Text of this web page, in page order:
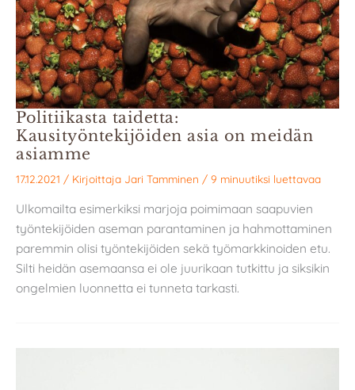
Politiikasta taidetta:
Kausityöntekijöiden asia on meidän
asiamme
17.12.2021 / Kirjoittaja Jari Tamminen / 9 minuutiksi luettavaa
Ulkomailta esimerkiksi marjoja poimimaan saapuvien
työntekijöiden aseman parantaminen ja hahmottaminen
paremmin olisi työntekijöiden sekä työmarkkinoiden etu.
Silti heidän asemaansa ei ole juurikaan tutkittu ja siksikin
ongelmien luonnetta ei tunneta tarkasti.